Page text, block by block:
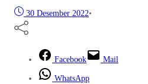
30 Desember 2022•
Facebook Mail
WhatsApp